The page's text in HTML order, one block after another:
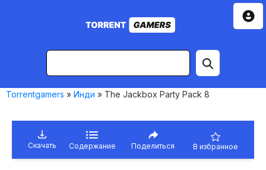
Torrentgamers » Инди » The Jackbox Party Pack 8
Скачать Содержание Поделиться В избранное